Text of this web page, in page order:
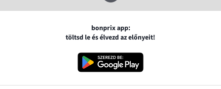
bonprix app:
töltsd le és élvezd az előnyeit!